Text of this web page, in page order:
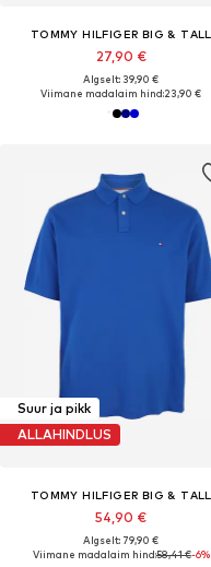
TOMMY HILFIGER BIG & TALL
27,90 €
Algselt: 39,90 €
Viimane madalaim hind:23,90 €
Suur ja pikk
ALLAHINDLUS
TOMMY HILFIGER BIG & TALL
54,90 €
Algselt: 79,90 €
Viimane madalaim hind:58,41 €-6%